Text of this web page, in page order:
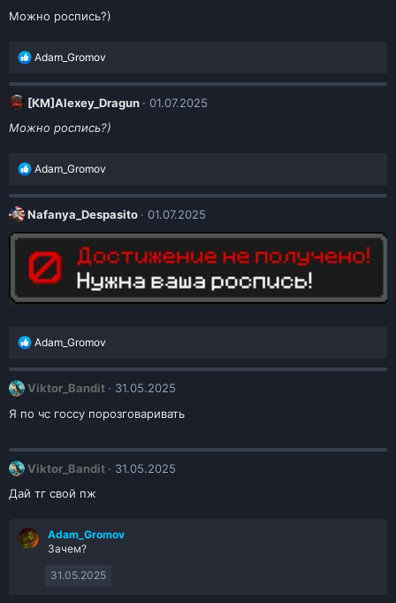
и
Можно роспись?)
Р
а
к
и
Adam_Gromov
[КМ]Alexey_Dragun
01.07.2025
Можно роспись?)
Р
а
к
и
и
:
Adam_Gromov
Nafanya_Despasito 01.07.2025
Р
а
к
и
Adam_Gromov
Viktor_Bandit
31.05.2025
Я по чс госсу порозговаривать
Viktor_Bandit
31.05.2025
Дай тг свой пж
Adam_Gromov
Зачем?
31.05.2025